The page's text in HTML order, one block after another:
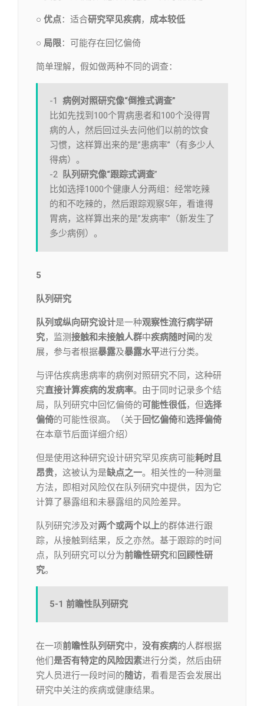
○ 优点：适合研究罕见疾病， 成本较低
○ 局限：可能存在回忆偏倚
简单理解，假如做两种不同的调查：
-1 病例对照研究像“倒推式调查”
比如先找到100个胃病患者和100个没得胃
病的人，然后回过头去问他们以前的饮食
习惯，这样算出来的是”患病率”（有多少人
得病）。
-2
队列研究像“跟踪式调查”
比如选择1000个健康人分两组：经常吃辣
的和不吃辣的，然后跟踪观察5年，看谁得
胃病，这样算出来的是”发病率”（新发生了
多少病例）。
5
队列研究
队列或纵向研究设计是一种观察性流行病学研
究，监测接触和未接触人群中疾病随时间的发
展，参与者根据暴露及暴露水平进行分类。
与评估疾病患病率的病例对照研究不同，这种研
究直接计算疾病的发病率。由于同时记录多个结
局，队列研究中回忆偏倚的可能性很低，但选择
偏倚的可能性很高。（关于回忆偏倚和选择偏倚
在本章节后面详细介绍）
但是使用这种研究设计研究罕见疾病可能耗时且
昂贵，这被认为是缺点之一。相关性的一种测量
方法，即相对风险仅在队列研究中提供，因为它
计算了暴露组和未暴露组的风险差异。
队列研究涉及对两个或两个以上的群体进行跟
踪，从接触到结果，反之亦然。基于跟踪的时间
点，队列研究可以分为前瞻性研究和 回顾性研
究。
5-1 前瞻性队列研究
在一项前瞻性队列研究中， 没有疾病的人群根据
他们是否有特定的风险因素进行分类，然后由研
究人员进行一段时间的随访，看看是否会发展出
研究中关注的疾病或健康结果。